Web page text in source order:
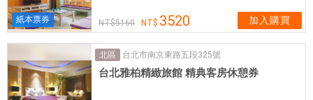
也
都
是
具
多
紙本票券 5160 3520 加入購買
北區 台北市南京東路五段325號
台北雅柏精緻旅館 精典客房休憩券